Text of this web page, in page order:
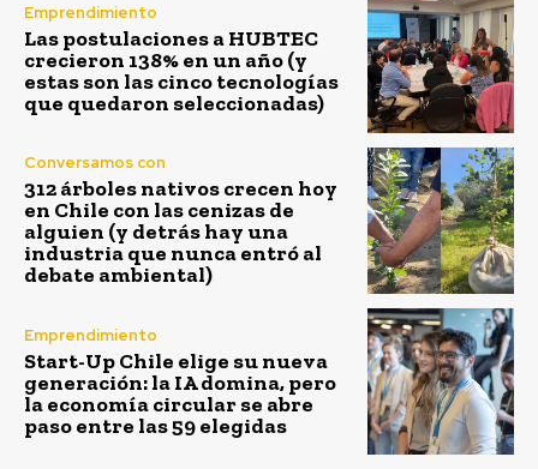
Emprendimiento
Las postulaciones a HUBTEC
crecieron 138% en un año (y
estas son las cinco tecnologías
que quedaron seleccionadas)
Conversamos con
312 árboles nativos crecen hoy
en Chile con las cenizas de
alguien (y detrás hay una
industria que nunca entró al
debate ambiental)
Emprendimiento
Start-Up Chile elige su nueva
generación: la IA domina, pero
la economía circular se abre
paso entre las 59 elegidas